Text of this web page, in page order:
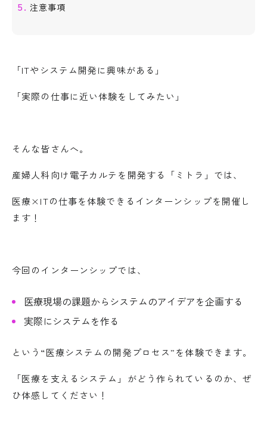
注意事項
「ITやシステム開発に興味がある」
「実際の仕事に近い体験をしてみたい」
そんな皆さんへ。
産婦人科向け電子カルテを開発する「ミトラ」では、
医療×ITの仕事を体験できるインターンシップを開催し
ます！
今回のインターンシップでは、
医療現場の課題からシステムのアイデアを企画する
実際にシステムを作る
という“医療システムの開発プロセス”を体験できます。
「医療を支えるシステム」がどう作られているのか、ぜ
ひ体感してください！